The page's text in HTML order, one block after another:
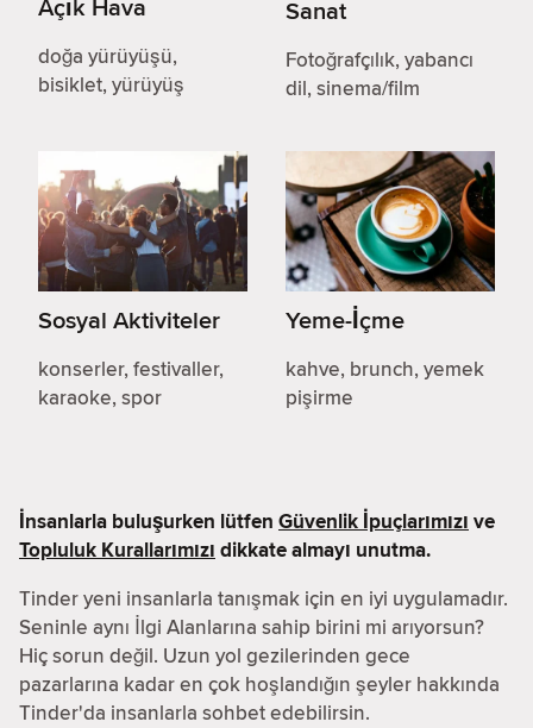
Açık Hava
doğa yürüyüşü,
bisiklet, yürüyüş
Sanat
Fotoğrafçılık, yabancı
dil, sinema/film
Sosyal Aktiviteler
konserler, festivaller,
karaoke, spor
Yeme-İçme
kahve, brunch, yemek
pişirme
İnsanlarla buluşurken lütfen Güvenlik İpuçlarımızı ve
Topluluk Kurallarımızı dikkate almayı unutma.
Tinder yeni insanlarla tanışmak için en iyi uygulamadır.
Seninle aynı İlgi Alanlarına sahip birini mi arıyorsun?
Hiç sorun değil. Uzun yol gezilerinden gece
pazarlarına kadar en çok hoşlandığın şeyler hakkında
Tinder'da insanlarla sohbet edebilirsin.